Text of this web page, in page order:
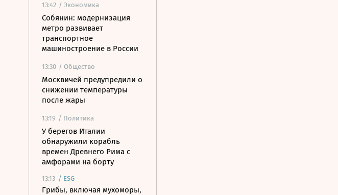
13:42 / Экономика
Собянин: модернизация
метро развивает
транспортное
машиностроение в России
13:30 / Общество
Москвичей предупредили о
снижении температуры
после жары
13:19 / Политика
У берегов Италии
обнаружили корабль
времен Древнего Рима с
амфорами на борту
13:13 / ESG
Грибы, включая мухоморы,